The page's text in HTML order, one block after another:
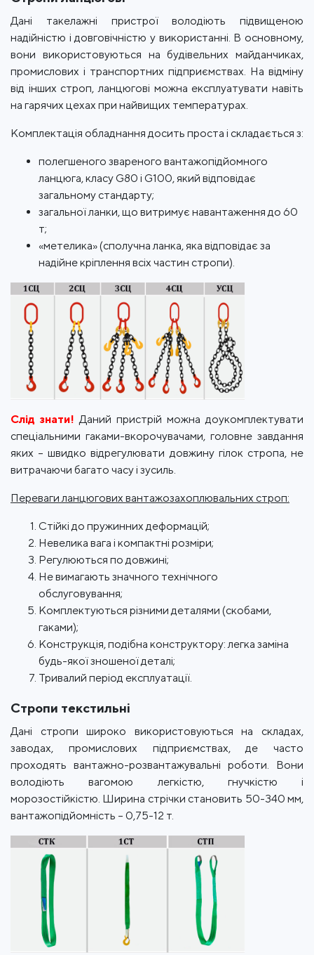
Дані такелажні пристрої володіють підвищеною
надійністю і довговічністю у використанні. В основному,
вони використовуються на будівельних майданчиках,
промислових і транспортних підприємствах. На відміну
від інших строп, ланцюгові можна експлуатувати навіть
на гарячих цехах при найвищих температурах.
Комплектація обладнання досить проста і складається з:
полегшеного звареного вантажопідйомного
ланцюга, класу G80 і G100, який відповідає
загальному стандарту;
загальної ланки, що витримує навантаження до 60
т;
«метелика» (сполучна ланка, яка відповідає за
надійне кріплення всіх частин стропи).
Слід знати! Даний пристрій можна доукомплектувати
спеціальними гаками-вкорочувачами, головне завдання
яких – швидко відрегулювати довжину гілок стропа, не
витрачаючи багато часу і зусиль.
Переваги ланцюгових вантажозахоплювальних строп:
Стійкі до пружинних деформацій;
Невелика вага і компактні розміри;
Регулюються по довжині;
Не вимагають значного технічного
обслуговування;
Комплектуються різними деталями (скобами,
гаками);
Конструкція, подібна конструктору: легка заміна
будь-якої зношеної деталі;
Тривалий період експлуатації.
Стропи текстильні
Дані стропи широко використовуються на складах,
заводах, промислових підприємствах, де часто
проходять вантажно-розвантажувальні роботи. Вони
володіють вагомою легкістю, гнучкістю і
морозостійкістю. Ширина стрічки становить 50-340 мм,
вантажопідйомність – 0,75-12 т.